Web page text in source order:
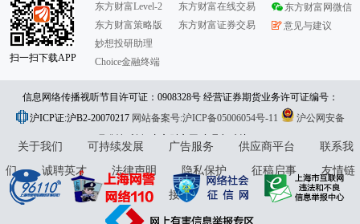
扫一扫下载APP
东方财富Level-2
东方财富策略版
妙想投研助理
Choice金融终端
东方财富在线交易
东方财富证券交易
东方财富网微信
意见与建议
信息网络传播视听节目许可证：0908328号 经营证券期货业务许可证编号：
913101046312860336 违法和不良信息举报:021-61278686 举报邮箱：
jubao@eastmoney.com
沪ICP证:沪B2-20070217 网站备案号:沪ICP备05006054号-11
沪公网安备
31010402000120号版权所有:东方财富网意见与建议:4000300059/952500
关于我们 可持续发展 广告服务 供应商平台
联系我
们
诚聘英才 法律声明 隐私保护 征稿启事
友情链
接